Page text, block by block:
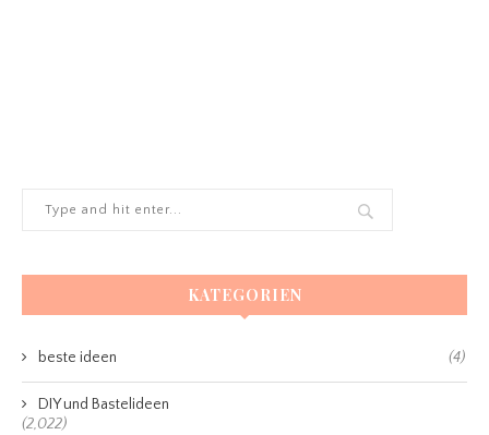
KATEGORIEN
beste ideen (4)
DIY und Bastelideen
(2,022)